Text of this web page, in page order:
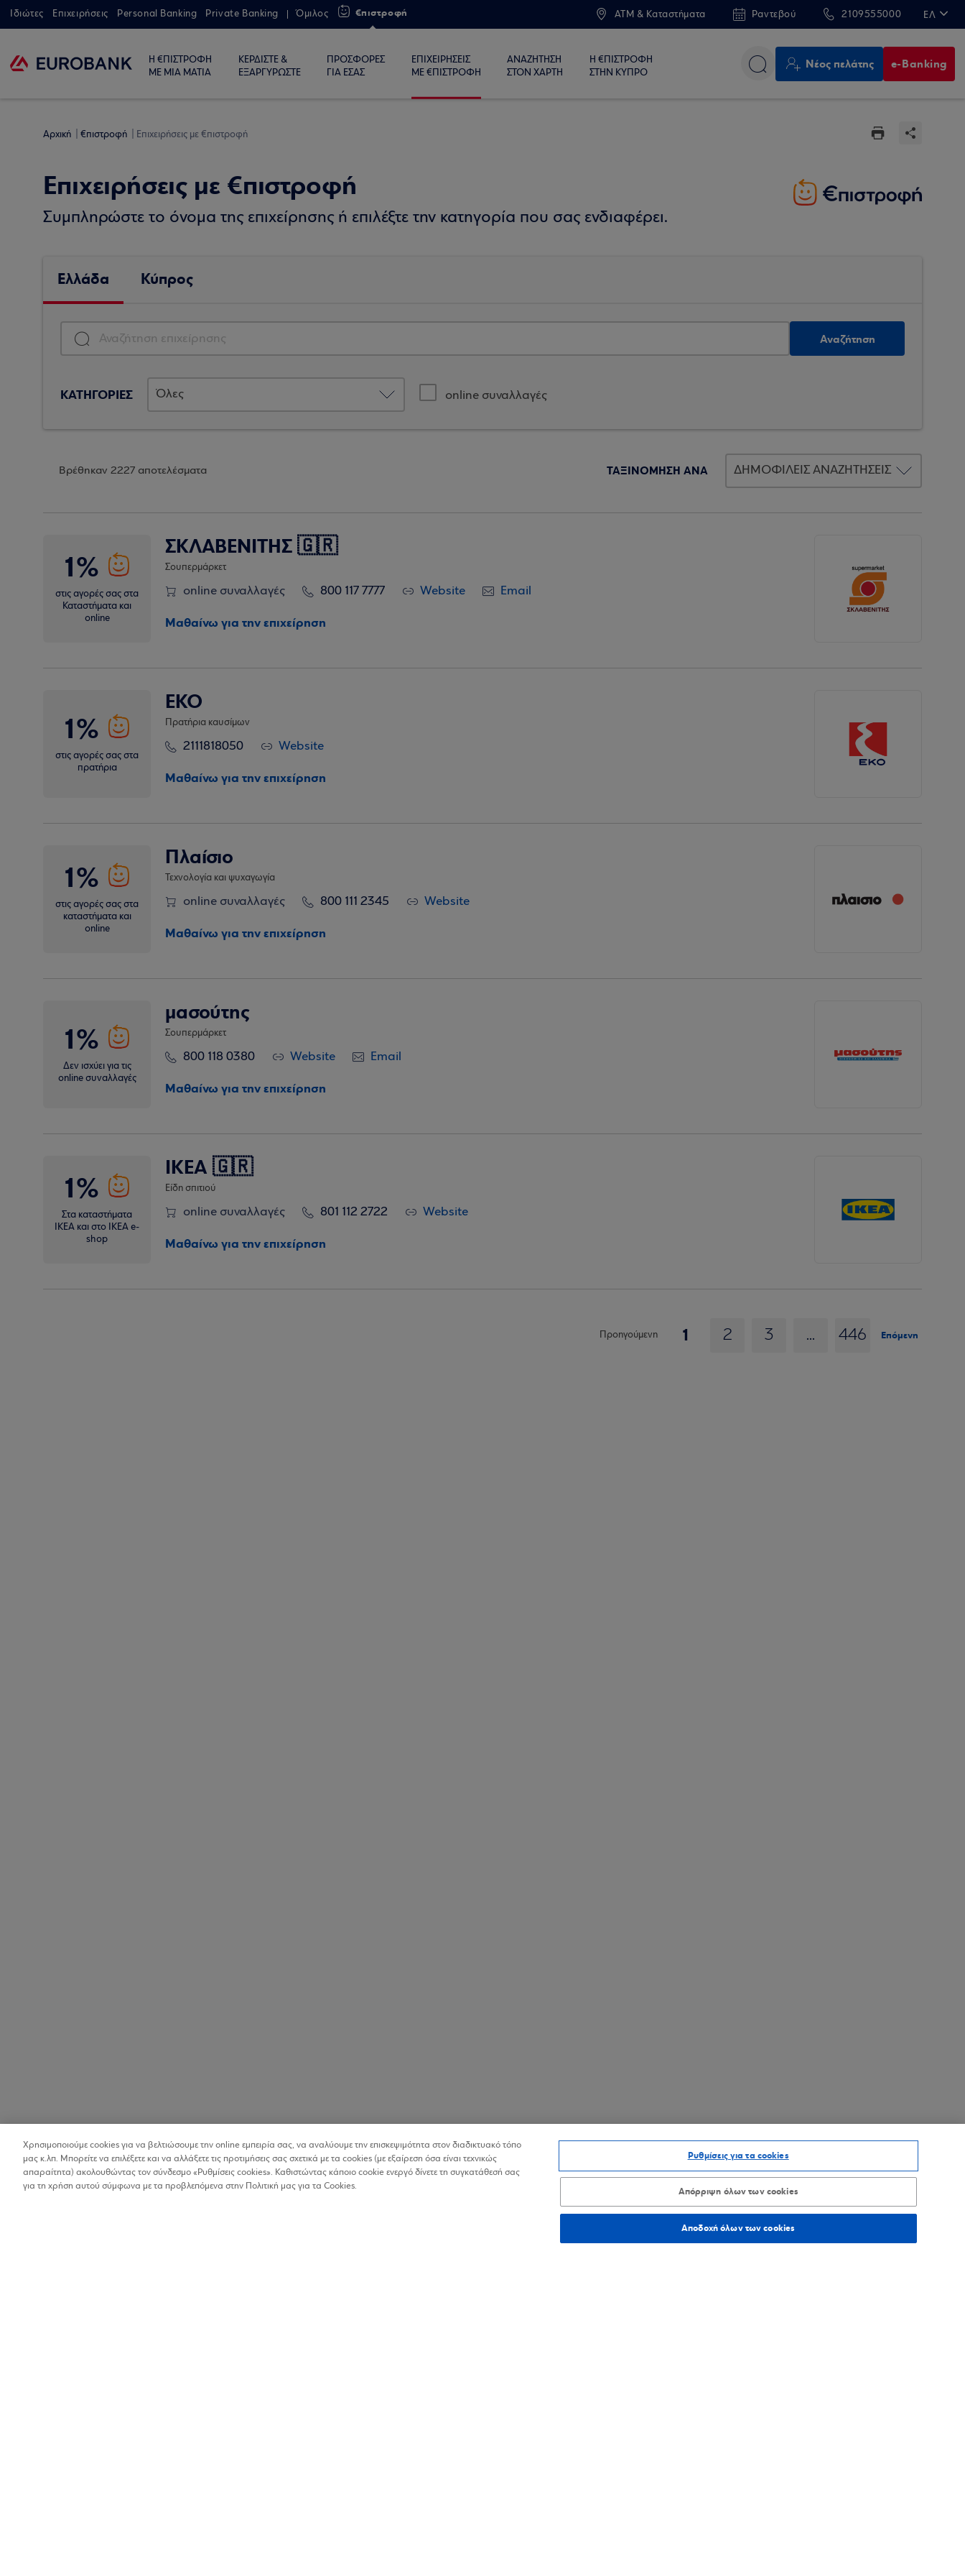
Ιδιώτες Επιχειρήσεις Personal Banking Private Banking Όμιλος €πιστροφή ATM & Καταστήματα Ραντεβού 2109555000 ΕΛ
Η €ΠΙΣΤΡΟΦΗ
ΜΕ ΜΙΑ ΜΑΤΙΑ
ΚΕΡΔΙΣΤΕ &
ΕΞΑΡΓΥΡΩΣΤΕ
ΠΡΟΣΦΟΡΕΣ
ΓΙΑ ΕΣΑΣ
ΕΠΙΧΕΙΡΗΣΕΙΣ
ΜΕ €ΠΙΣΤΡΟΦΗ
ΑΝΑΖΗΤΗΣΗ
ΣΤΟΝ ΧΑΡΤΗ
Η €ΠΙΣΤΡΟΦΗ
ΣΤΗΝ ΚΥΠΡΟ
Νέος πελάτης e-Banking
Αρχική €πιστροφή Επιχειρήσεις με €πιστροφή
Επιχειρήσεις με €πιστροφή
Συμπληρώστε το όνομα της επιχείρησης ή επιλέξτε την κατηγορία που σας ενδιαφέρει.
Ελλάδα Κύπρος
Αναζήτηση
ΚΑΤΗΓΟΡΙΕΣ online συναλλαγές
Βρέθηκαν 2227 αποτελέσματα ΤΑΞΙΝΟΜΗΣΗ ΑΝΑ
1%
στις αγορές σας στα
Καταστήματα και
online
ΣΚΛΑΒΕΝΙΤΗΣ 🇬🇷
Σουπερμάρκετ
online συναλλαγές 800 117 7777 Website Email
Μαθαίνω για την επιχείρηση
1%
στις αγορές σας στα
πρατήρια
EKO
Πρατήρια καυσίμων
2111818050 Website
Μαθαίνω για την επιχείρηση
1%
στις αγορές σας στα
καταστήματα και
online
Πλαίσιο
Τεχνολογία και ψυχαγωγία
online συναλλαγές 800 111 2345 Website
Μαθαίνω για την επιχείρηση
1%
Δεν ισχύει για τις
online συναλλαγές
μασούτης
Σουπερμάρκετ
800 118 0380 Website Email
Μαθαίνω για την επιχείρηση
1%
Στα καταστήματα
ΙΚΕΑ και στο ΙΚΕΑ e-
shop
IKEA 🇬🇷
Είδη σπιτιού
online συναλλαγές 801 112 2722 Website
Μαθαίνω για την επιχείρηση
Προηγούμενη 1 2 3 ... 446 Επόμενη
Χρησιμοποιούμε cookies για να βελτιώσουμε την online εμπειρία σας, να αναλύουμε την επισκεψιμότητα στον διαδικτυακό τόπο
μας κ.λπ. Μπορείτε να επιλέξετε και να αλλάξετε τις προτιμήσεις σας σχετικά με τα cookies (με εξαίρεση όσα είναι τεχνικώς
απαραίτητα) ακολουθώντας τον σύνδεσμο «Ρυθμίσεις cookies». Καθιστώντας κάποιο cookie ενεργό δίνετε τη συγκατάθεσή σας
για τη χρήση αυτού σύμφωνα με τα προβλεπόμενα στην Πολιτική μας για τα Cookies.
Ρυθμίσεις για τα cookies
Απόρριψη όλων των cookies
Αποδοχή όλων των cookies